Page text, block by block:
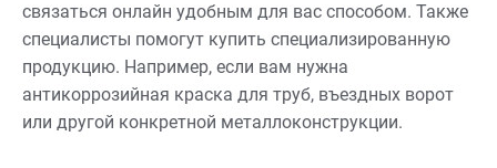
связаться онлайн удобным для вас способом. Также
специалисты помогут купить специализированную
продукцию. Например, если вам нужна
антикоррозийная краска для труб, въездных ворот
или другой конкретной металлоконструкции.